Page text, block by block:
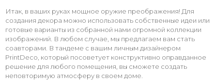
Итак, в ваших руках мощное оружие преображения! Для
создания декора можно использовать собственные идеи или
готовые варианты из собранной нами огромной коллекции
изображений. В любом случае, мы предлагаем вам стать
соавторами. В тандеме с вашим личным дизайнером
PrintDeco, который посоветует конструктивно оправданное
решение для любого помещения, вы сможете создать
неповторимую атмосферу в своем доме.